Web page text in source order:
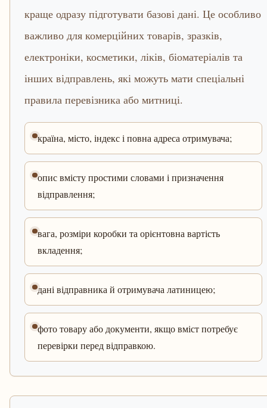
краще одразу підготувати базові дані. Це особливо
важливо для комерційних товарів, зразків,
електроніки, косметики, ліків, біоматеріалів та
інших відправлень, які можуть мати спеціальні
правила перевізника або митниці.
країна, місто, індекс і повна адреса отримувача;
опис вмісту простими словами і призначення
відправлення;
вага, розміри коробки та орієнтовна вартість
вкладення;
дані відправника й отримувача латиницею;
фото товару або документи, якщо вміст потребує
перевірки перед відправкою.